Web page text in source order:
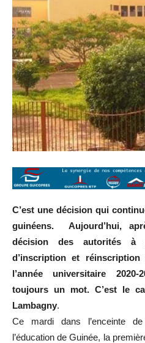
C’est une décision qui
guinéens. Aujourd’hui,
décision des autorités à
d’inscription et
l’année universitaire
toujours un mot. C’est le
Lambagny.
Ce mardi dans l’enceinte
l’éducation de Guinée, la